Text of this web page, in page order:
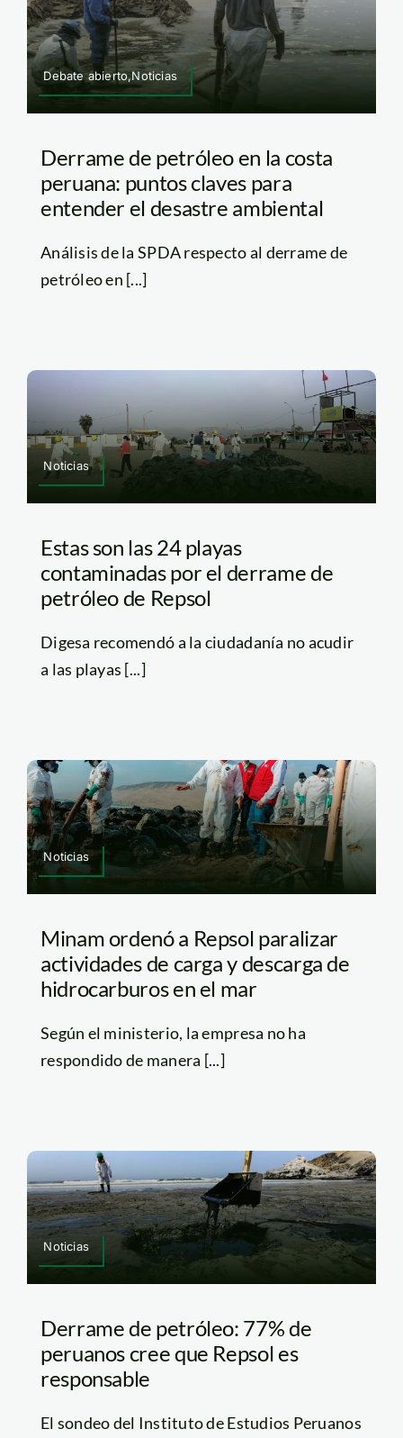
Debate abierto,Noticias
Derrame de petróleo en la costa
peruana: puntos claves para
entender el desastre ambiental
Análisis de la SPDA respecto al derrame de
petróleo en [...]
Noticias
Estas son las 24 playas
contaminadas por el derrame de
petróleo de Repsol
Digesa recomendó a la ciudadanía no acudir
a las playas [...]
Noticias
Minam ordenó a Repsol paralizar
actividades de carga y descarga de
hidrocarburos en el mar
Según el ministerio, la empresa no ha
respondido de manera [...]
Noticias
Derrame de petróleo: 77% de
peruanos cree que Repsol es
responsable
El sondeo del Instituto de Estudios Peruanos